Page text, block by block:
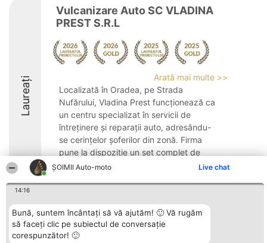
ȘOIMII Auto-moto Live chat
14:16
Bună, suntem încântați să vă ajutăm! 🙂 Vă rugăm
să faceți clic pe subiectul de conversație
corespunzător! 🙂
Laureați
Vulcanizare Auto SC VLADINA
PREST S.R.L
Arată mai multe >>
Localizată în Oradea, pe Strada
Nufărului, Vladina Prest funcționează ca
un centru specializat în servicii de
întreținere și reparații auto, adresându-
se cerințelor șoferilor din zonă. Firma
pune la dispoziție un set complet de
servicii de ...
9.5
Organizator Ranking
BRIGHT SOLUTIONS BR SRL
Plebiscyt